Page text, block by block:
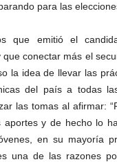
para las
que emitió el
que conectar más el
la idea de llevar las
del país a todas
las tomas al afirmar:
aportes y de hecho lo
en su mayoría
una de las razones